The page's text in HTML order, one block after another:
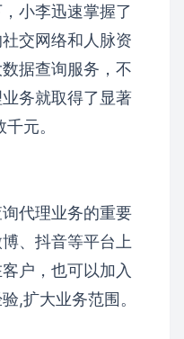
小李迅速掌握了
交网络和人脉资
据查询服务，不
务就取得了显著
元。
代理业务的重要
、抖音等平台上
户，也可以加入
,扩大业务范围。